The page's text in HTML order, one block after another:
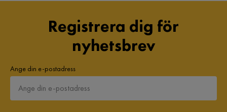
Registrera dig för
nyhetsbrev
Ange din e-postadress